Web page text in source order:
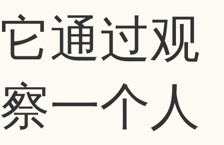
它通过观
察一个人